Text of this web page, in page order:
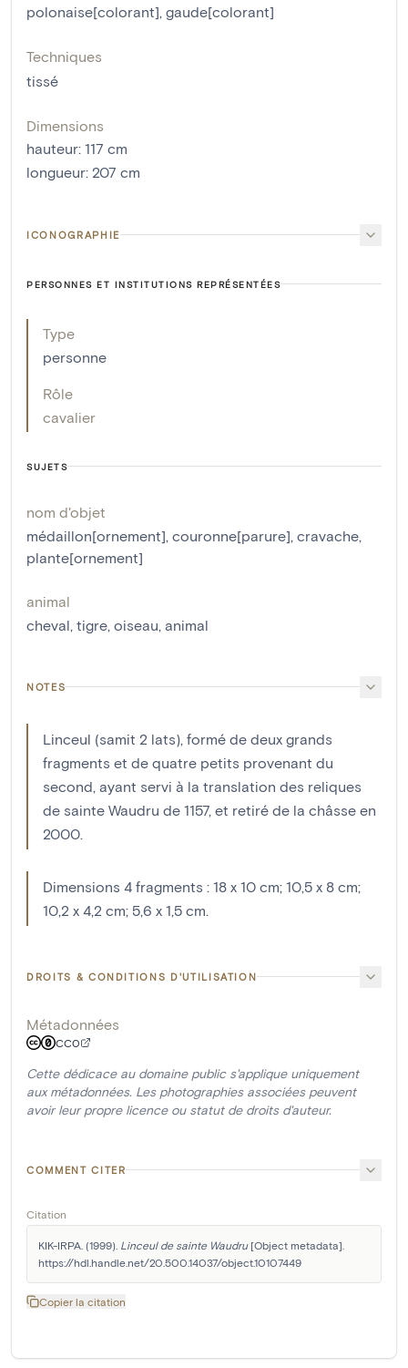
polonaise[colorant] gaude[colorant]
Techniques
tissé
Dimensions
hauteur: 117 cm
longueur: 207 cm
ICONOGRAPHIE
PERSONNES ET INSTITUTIONS REPRÉSENTÉES
Type
personne
Rôle
cavalier
SUJETS
nom d'objet
médaillon[ornement] couronne[parure] cravache
plante[ornement]
animal
cheval tigre oiseau animal
NOTES
Linceul (samit 2 lats), formé de deux grands
fragments et de quatre petits provenant du
second, ayant servi à la translation des reliques
de sainte Waudru de 1157, et retiré de la châsse en
2000.
Dimensions 4 fragments : 18 x 10 cm; 10,5 x 8 cm;
10,2 x 4,2 cm; 5,6 x 1,5 cm.
DROITS & CONDITIONS D'UTILISATION
Métadonnées
CC0
Cette dédicace au domaine public s'applique uniquement
aux métadonnées. Les photographies associées peuvent
avoir leur propre licence ou statut de droits d'auteur.
COMMENT CITER
Citation
KIK-IRPA. (1999). Linceul de sainte Waudru [Object metadata].
https://hdl.handle.net/20.500.14037/object.10107449
Copier la citation